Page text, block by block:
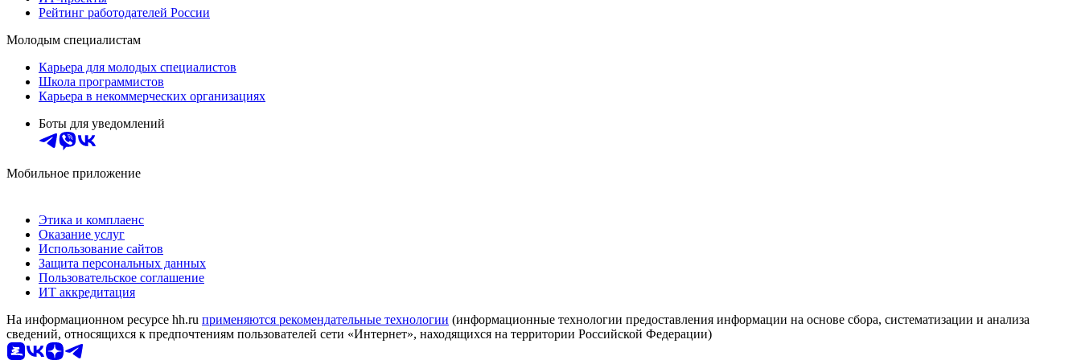
Рейтинг работодателей России
Молодым специалистам
Карьера для молодых специалистов
Школа программистов
Карьера в некоммерческих организациях
Боты для уведомлений
Мобильное приложение
Этика и комплаенс
Оказание услуг
Использование сайтов
Защита персональных данных
Пользовательское соглашение
ИТ аккредитация
На информационном ресурсе hh.ru применяются рекомендательные технологии (информационные технологии предоставления информации на основе сбора, систематизации и анализа
сведений, относящихся к предпочтениям пользователей сети «Интернет», находящихся на территории Российской Федерации)